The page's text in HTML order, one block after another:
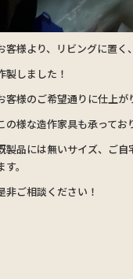
客様より、リビングに置
製しました！
客様のご希望通りに仕上が
の様な造作家具も承ってお
製品には無いサイズ、ご
す。
非ご相談ください！